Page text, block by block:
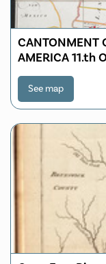
CANTONMENT
AMERICA 11.th
See map